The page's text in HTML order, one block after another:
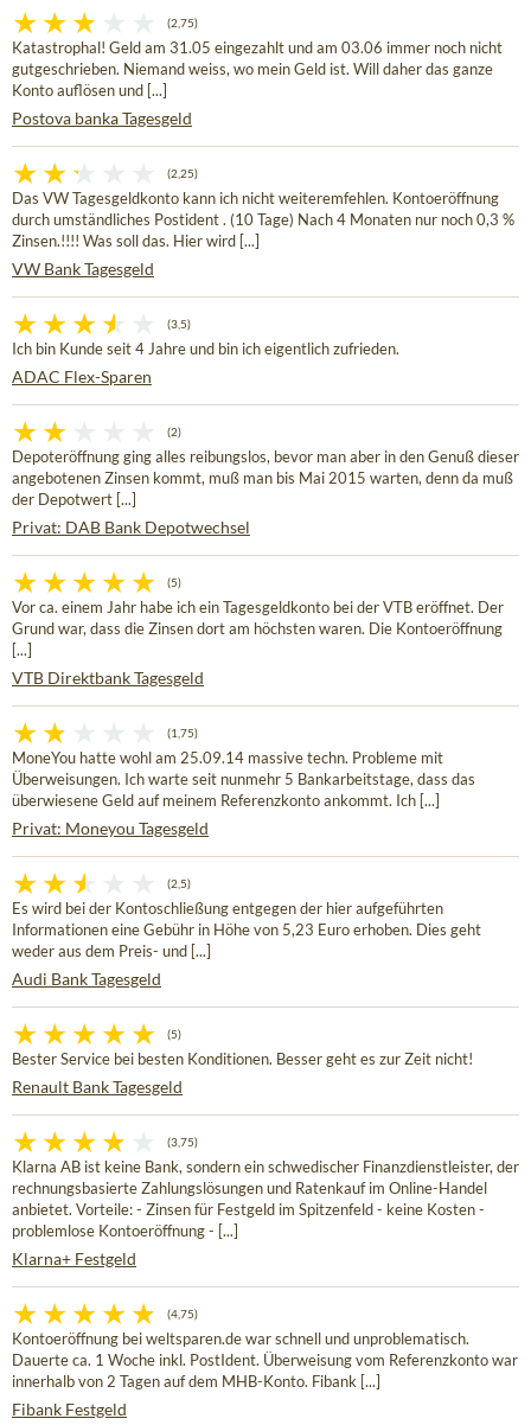
(2,75)
Katastrophal! Geld am 31.05 eingezahlt und am 03.06 immer noch nicht
gutgeschrieben. Niemand weiss, wo mein Geld ist. Will daher das ganze
Konto auflösen und [...]
Postova banka Tagesgeld
(2,25)
Das VW Tagesgeldkonto kann ich nicht weiteremfehlen. Kontoeröffnung
durch umständliches Postident . (10 Tage) Nach 4 Monaten nur noch 0,3 %
Zinsen.!!!! Was soll das. Hier wird [...]
VW Bank Tagesgeld
(3,5)
Ich bin Kunde seit 4 Jahre und bin ich eigentlich zufrieden.
ADAC Flex-Sparen
(2)
Depoteröffnung ging alles reibungslos, bevor man aber in den Genuß dieser
angebotenen Zinsen kommt, muß man bis Mai 2015 warten, denn da muß
der Depotwert [...]
Privat: DAB Bank Depotwechsel
(5)
Vor ca. einem Jahr habe ich ein Tagesgeldkonto bei der VTB eröffnet. Der
Grund war, dass die Zinsen dort am höchsten waren. Die Kontoeröffnung
[...]
VTB Direktbank Tagesgeld
(1,75)
MoneYou hatte wohl am 25.09.14 massive techn. Probleme mit
Überweisungen. Ich warte seit nunmehr 5 Bankarbeitstage, dass das
überwiesene Geld auf meinem Referenzkonto ankommt. Ich [...]
Privat: Moneyou Tagesgeld
(2,5)
Es wird bei der Kontoschließung entgegen der hier aufgeführten
Informationen eine Gebühr in Höhe von 5,23 Euro erhoben. Dies geht
weder aus dem Preis- und [...]
Audi Bank Tagesgeld
(5)
Bester Service bei besten Konditionen. Besser geht es zur Zeit nicht!
Renault Bank Tagesgeld
(3,75)
Klarna AB ist keine Bank, sondern ein schwedischer Finanzdienstleister, der
rechnungsbasierte Zahlungslösungen und Ratenkauf im Online-Handel
anbietet. Vorteile: - Zinsen für Festgeld im Spitzenfeld - keine Kosten -
problemlose Kontoeröffnung - [...]
Klarna+ Festgeld
(4,75)
Kontoeröffnung bei weltsparen.de war schnell und unproblematisch.
Dauerte ca. 1 Woche inkl. PostIdent. Überweisung vom Referenzkonto war
innerhalb von 2 Tagen auf dem MHB-Konto. Fibank [...]
Fibank Festgeld